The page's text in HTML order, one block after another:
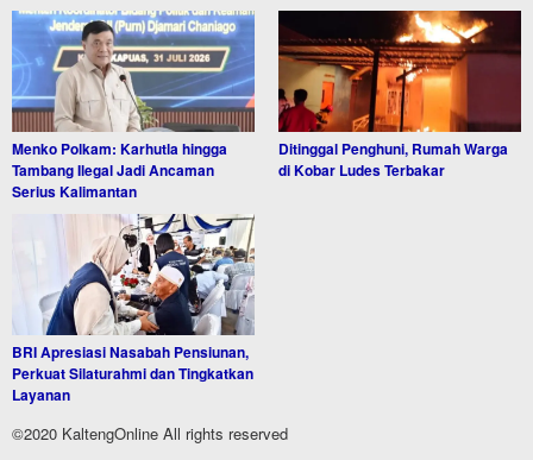
Menko Polkam: Karhutla hingga
Tambang Ilegal Jadi Ancaman
Serius Kalimantan
Ditinggal Penghuni, Rumah Warga
di Kobar Ludes Terbakar
BRI Apresiasi Nasabah Pensiunan,
Perkuat Silaturahmi dan Tingkatkan
Layanan
©2020 KaltengOnline All rights reserved